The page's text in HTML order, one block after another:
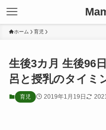
ホーム 育児
生後3カ月 生後96
呂と授乳のタイミ
育児 2019年1月19日